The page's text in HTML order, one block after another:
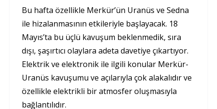
Bu hafta özellikle Merkür’ün Uranüs ve Sedna
ile hizalanmasının etkileriyle başlayacak. 18
Mayıs’ta bu üçlü kavuşum beklenmedik, sıra
dışı, şaşırtıcı olaylara adeta davetiye çıkartıyor.
Elektrik ve elektronik ile ilgili konular Merkür-
Uranüs kavuşumu ve açılarıyla çok alakalıdır ve
özellikle elektrikli bir atmosfer oluşmasıyla
bağlantılıdır.